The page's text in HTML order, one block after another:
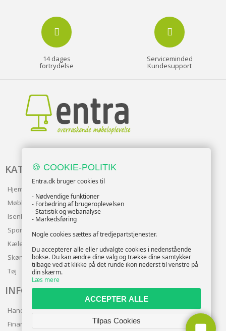
14 dages
fortrydelse
Serviceminded
Kundesupport
KATALOG
Hjem & Have
Møbler
Isenkram
Sport
Kæledyr
Skønhed
Tøj
INFO
Handelsbetingelser
Finansering
🍪 COOKIE-POLITIK
Entra.dk bruger cookies til
- Nødvendige funktioner
- Forbedring af brugeroplevelsen
- Statistik og webanalyse
- Markedsføring
Nogle cookies sættes af tredjepartstjenester.
Du accepterer alle eller udvalgte cookies i nedenstående
bokse. Du kan ændre dine valg og trække dine samtykker
tilbage ved at klikke på det runde ikon nederst til venstre på
din skærm.
Læs mere
ACCEPTER ALLE
Tilpas Cookies